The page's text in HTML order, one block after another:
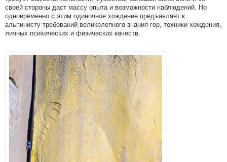
своей стороны даст массу опыта и возможности наблюдений. Но
одновременно с этим одиночное хождение предъявляет к
альпинисту требований великолепного знания гор, техники хождения,
личных психических и физических качеств.